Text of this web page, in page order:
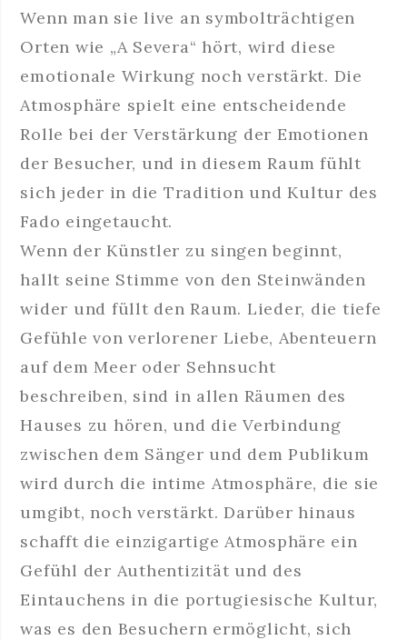
Wenn man sie live an symbolträchtigen
Orten wie „A Severa“ hört, wird diese
emotionale Wirkung noch verstärkt. Die
Atmosphäre spielt eine entscheidende
Rolle bei der Verstärkung der Emotionen
der Besucher, und in diesem Raum fühlt
sich jeder in die Tradition und Kultur des
Fado eingetaucht.
Wenn der Künstler zu singen beginnt,
hallt seine Stimme von den Steinwänden
wider und füllt den Raum. Lieder, die tiefe
Gefühle von verlorener Liebe, Abenteuern
auf dem Meer oder Sehnsucht
beschreiben, sind in allen Räumen des
Hauses zu hören, und die Verbindung
zwischen dem Sänger und dem Publikum
wird durch die intime Atmosphäre, die sie
umgibt, noch verstärkt. Darüber hinaus
schafft die einzigartige Atmosphäre ein
Gefühl der Authentizität und des
Eintauchens in die portugiesische Kultur,
was es den Besuchern ermöglicht, sich